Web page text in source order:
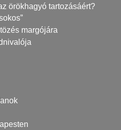
örökhagyó tartozásáért?
margójára